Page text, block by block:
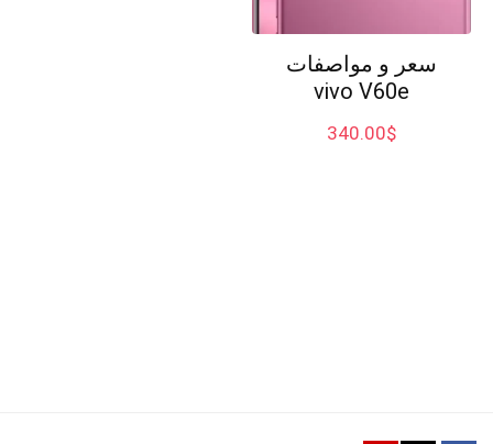
سعر و مواصفات
vivo V60e
$
340.00